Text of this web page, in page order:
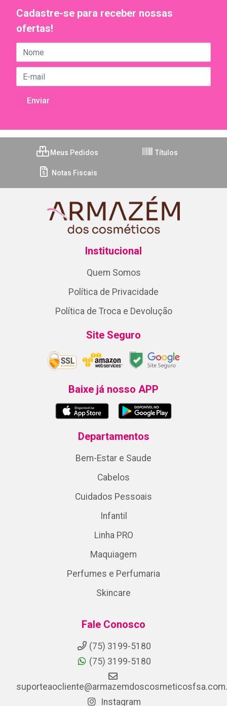
Cadastre-se para receber nossas
ofertas!
Meus Pedidos Títulos
Notas Fiscais
Institucional
Quem Somos
Política de Privacidade
Política de Troca e Devolução
Site Seguro
Baixe já nosso APP
Departamentos
Bem-Estar e Saude
Cabelos
Cuidados Pessoais
Infantil
Linha PRO
Maquiagem
Perfumes e Perfumaria
Skincare
Fale Conosco
(75) 3199-5180
(75) 3199-5180
Instagram